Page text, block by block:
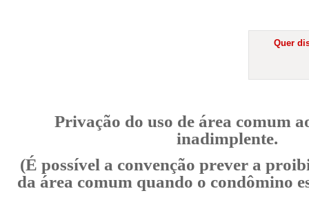
Quer
Privação do uso de área comum
inadimplente.
(É possível a convenção prever a
da área comum quando o condômino